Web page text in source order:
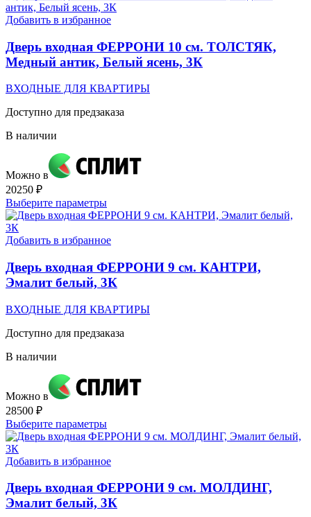
Добавить в избранное
Дверь входная ФЕРРОНИ 10 см. ТОЛСТЯК,
Медный антик, Белый ясень, 3К
ВХОДНЫЕ ДЛЯ КВАРТИРЫ
Доступно для предзаказа
В наличии
Можно в
20250 ₽
Выберите параметрыЭтот
товар
несколько
Опции
можно
выбрать
странице
Добавить в избранное
Дверь входная ФЕРРОНИ 9 см. КАНТРИ,
Эмалит белый, 3К
ВХОДНЫЕ ДЛЯ КВАРТИРЫ
Доступно для предзаказа
В наличии
Можно в
28500 ₽
Выберите параметрыЭтот
товар
несколько
Опции
можно
выбрать
Добавить в избранное
Дверь входная ФЕРРОНИ 9 см. МОЛДИНГ,
Эмалит белый, 3К